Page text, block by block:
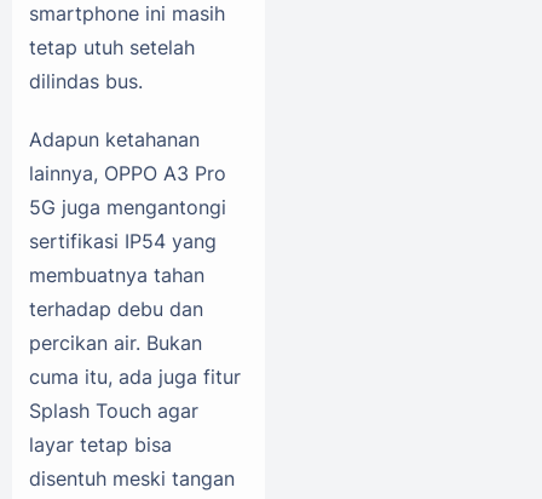
smartphone ini masih
tetap utuh setelah
dilindas bus.
Adapun ketahanan
lainnya, OPPO A3 Pro
5G juga mengantongi
sertifikasi IP54 yang
membuatnya tahan
terhadap debu dan
percikan air. Bukan
cuma itu, ada juga fitur
Splash Touch agar
layar tetap bisa
disentuh meski tangan